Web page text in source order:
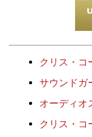
クリス・
サウンドガ
オーディオ
クリス・コ